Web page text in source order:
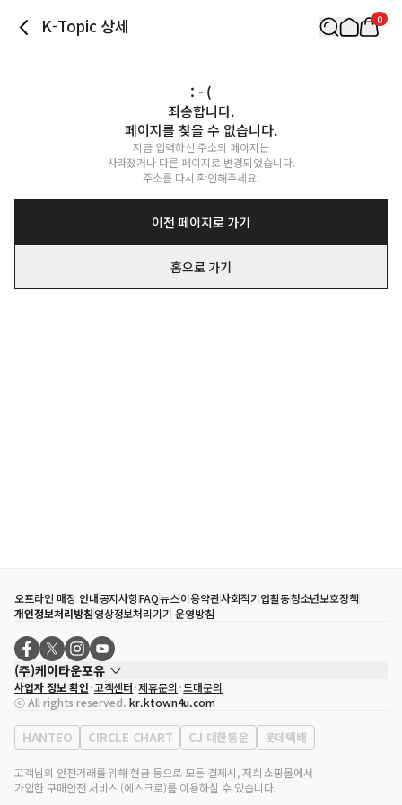
K-Topic 상세 0
: - (
죄송합니다.
페이지를 찾을 수 없습니다.
지금 입력하신 주소의 페이지는
사라졌거나 다른 페이지로 변경되었습니다.
주소를 다시 확인해주세요.
이전 페이지로 가기
홈으로 가기
오프라인 매장 안내공지사항FAQ뉴스이용약관사회적기업활동청소년보호정책
개인정보처리방침영상정보처리기기 운영방침
(주)케이타운포유
대표자
송효민
사업자등록번호
120-87-71116
통신판매업 신고번호 제2011-서울강남-02223
대표전화
02-552-9855
사업자 정보 확인 고객센터 제휴문의 도매문의
ⓒ All rights reserved. kr.ktown4u.com
HANTEO CIRCLE CHART CJ 대한통운 롯데택배
고객님의 안전거래를 위해 현금 등으로 모든 결제시, 저희 쇼핑몰에서
가입한 구매안전 서비스 (에스크로)를 이용하실 수 있습니다.